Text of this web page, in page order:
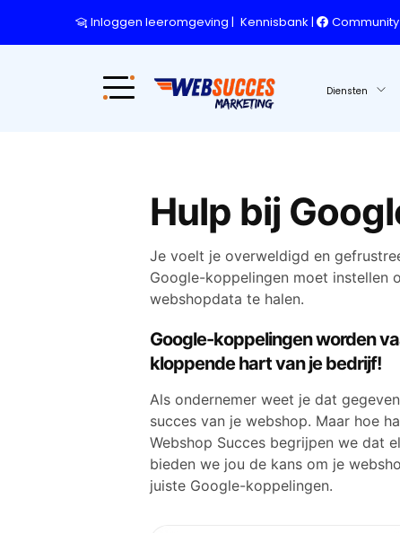
Inloggen leeromgeving | Kennisbank | Community
Diensten
Hulp bij
Je voelt je overweldigd en
Google-koppelingen moet instellen
webshopdata te halen.
Google-koppelingen worden
kloppende hart van je bedrijf!
Als ondernemer weet je dat
succes van je webshop. Maar hoe
Webshop Succes begrijpen we dat
bieden we jou de kans om je
juiste Google-koppelingen.